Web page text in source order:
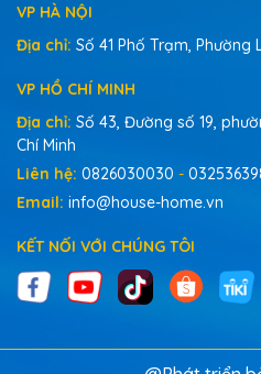
VP HÀ NỘI
Địa chỉ: Số 41 Phố Trạm, Phường
VP HỒ CHÍ MINH
Địa chỉ: Số 43, Đường số 19,
Chí Minh
Liên hệ: 0826030030 -
Email: info@house-home.vn
KẾT NỐI VỚI CHÚNG TÔI